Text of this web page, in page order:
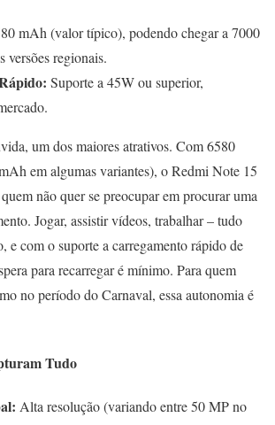
mAh (valor típico), podendo chegar a 7000
versões regionais.
Suporte a 45W ou superior,
um dos maiores atrativos. Com 6580
em algumas variantes), o Redmi Note 15
não quer se preocupar em procurar uma
Jogar, assistir vídeos, trabalhar – tudo
e com o suporte a carregamento rápido de
para recarregar é mínimo. Para quem
no período do Carnaval, essa autonomia é
Tudo
Alta resolução (variando entre 50 MP no